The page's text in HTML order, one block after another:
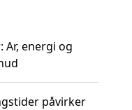
Ar, energi og
påvirker